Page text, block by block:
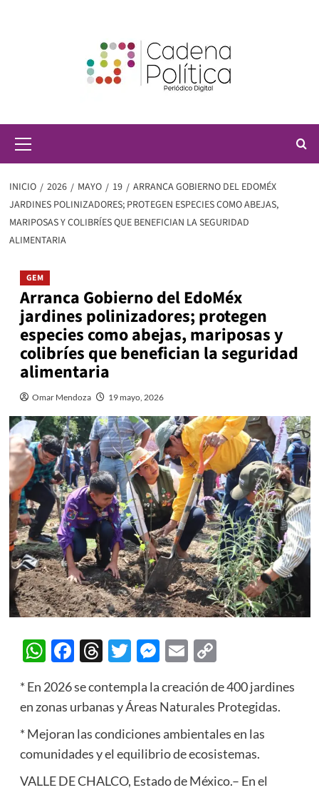
principal
INICIO 2026 MAYO 19
ARRANCA GOBIERNO DEL EDOMÉX
JARDINES POLINIZADORES; PROTEGEN ESPECIES COMO ABEJAS,
MARIPOSAS Y COLIBRÍES QUE BENEFICIAN LA SEGURIDAD
ALIMENTARIA
GEM
Arranca Gobierno del EdoMéx
jardines polinizadores; protegen
especies como abejas, mariposas y
colibríes que benefician la seguridad
alimentaria
Omar Mendoza 19 mayo, 2026
WhatsApp
Facebook
Threads
Twitter
Messenger
EmailCopy
* En 2026 se contempla la creación de 400 jardines
en zonas urbanas y Áreas Naturales Protegidas.
* Mejoran las condiciones ambientales en las
comunidades y el equilibrio de ecosistemas.
VALLE DE CHALCO, Estado de México.– En el